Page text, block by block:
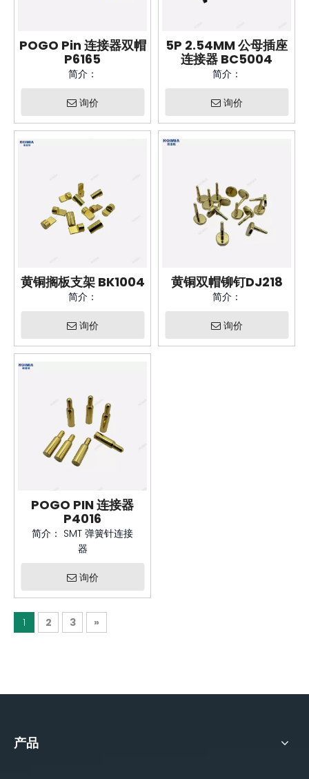
POGO Pin 连接器双帽
P6165
简介：
询价
5P 2.54MM 公母插座
连接器 BC5004
简介：
询价
黄铜搁板支架 BK1004
简介：
询价
黄铜双帽铆钉DJ218
简介：
询价
POGO PIN 连接器
P4016
简介： SMT 弹簧针连接
器
询价
1 2 3 »
产品